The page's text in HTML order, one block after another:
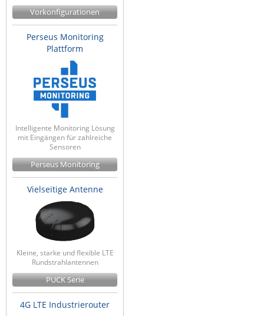
Vorkonfigurationen
Perseus Monitoring
Plattform
Intelligente Monitoring Lösung
mit Eingängen für zahlreiche
Sensoren
Perseus Monitoring
Vielseitige Antenne
Kleine, starke und flexible LTE
Rundstrahlantennen
PUCK Serie
4G LTE Industrierouter